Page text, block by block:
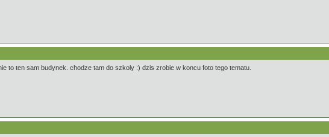
to ten sam budynek. chodze tam do szkoly :) dzis zrobie w koncu foto tego tematu.